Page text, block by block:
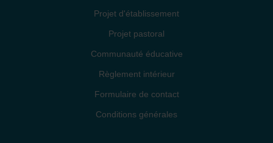
Projet d'établissement
Projet pastoral
Communauté éducative
Règlement intérieur
Formulaire de contact
Conditions générales